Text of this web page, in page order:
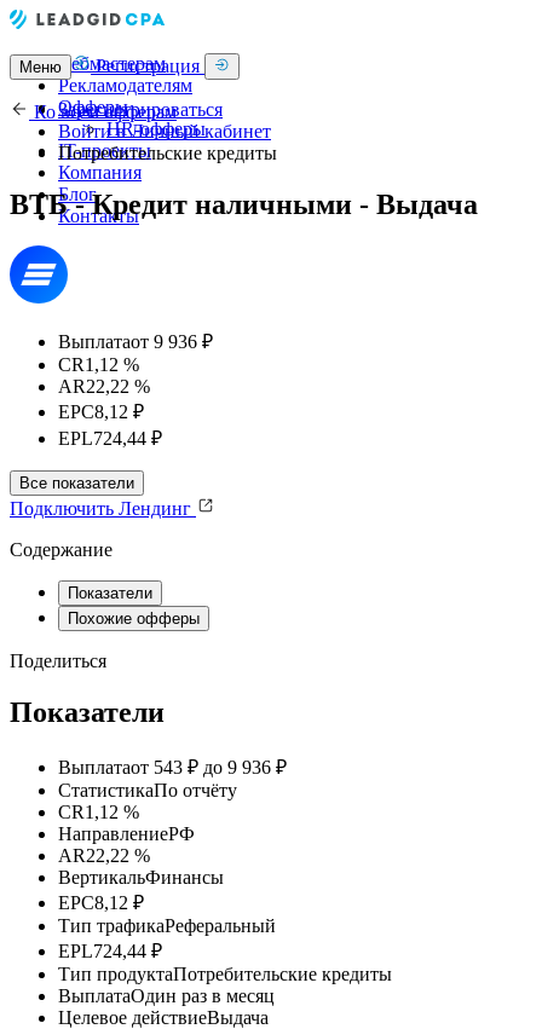
Вебмастерам
Рекламодателям
Офферы
HR-офферы
IT-проекты
Компания
Блог
Контакты
Меню Регистрация
Зарегистрироваться
Войти в Личный кабинет
Ко всем офферам
Потребительские кредиты
ВТБ - Кредит наличными - Выдача
Выплатаот 9 936 ₽
CR1,12 %
AR22,22 %
EPC8,12 ₽
EPL724,44 ₽
Все показатели
Подключить Лендинг
Содержание
Показатели
Похожие офферы
Поделиться
Показатели
Выплатаот 543 ₽ до 9 936 ₽
СтатистикаПо отчёту
CR1,12 %
НаправлениеРФ
AR22,22 %
ВертикальФинансы
EPC8,12 ₽
Тип трафикаРеферальный
EPL724,44 ₽
Тип продуктаПотребительские кредиты
ВыплатаОдин раз в месяц
Целевое действиеВыдача